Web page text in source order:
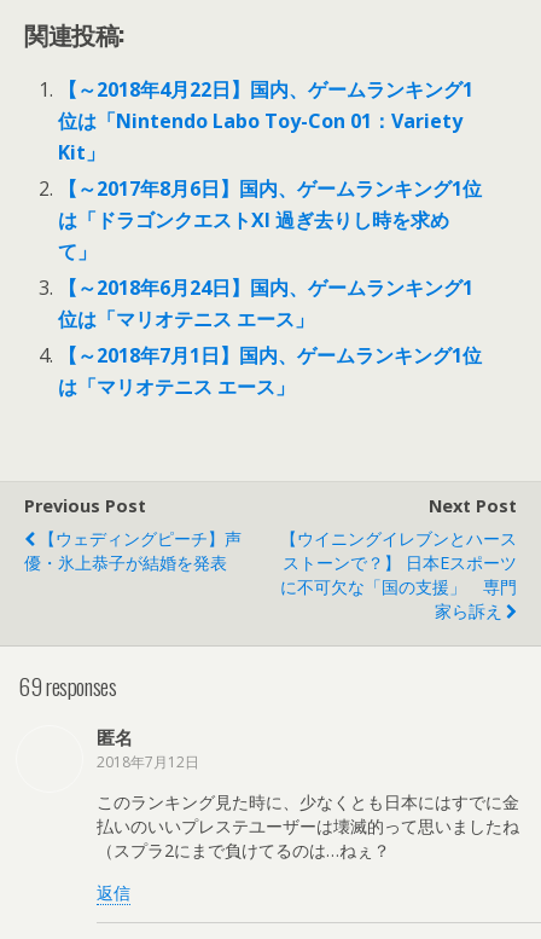
関連投稿:
【～2018年4月22日】国内、ゲームランキング1
位は「Nintendo Labo Toy-Con 01：Variety
Kit」
【～2017年8月6日】国内、ゲームランキング1位
は「ドラゴンクエストXI 過ぎ去りし時を求め
て」
【～2018年6月24日】国内、ゲームランキング1
位は「マリオテニス エース」
【～2018年7月1日】国内、ゲームランキング1位
は「マリオテニス エース」
Previous Post
【ウェディングピーチ】声
優・氷上恭子が結婚を発表
Next Post
【ウイニングイレブンとハース
ストーンで？】 日本eスポーツ
に不可欠な「国の支援」 専門
家ら訴え
69 responses
匿名
2018年7月12日
このランキング見た時に、少なくとも日本にはすでに金
払いのいいプレステユーザーは壊滅的って思いましたね
（スプラ2にまで負けてるのは…ねぇ？
返信